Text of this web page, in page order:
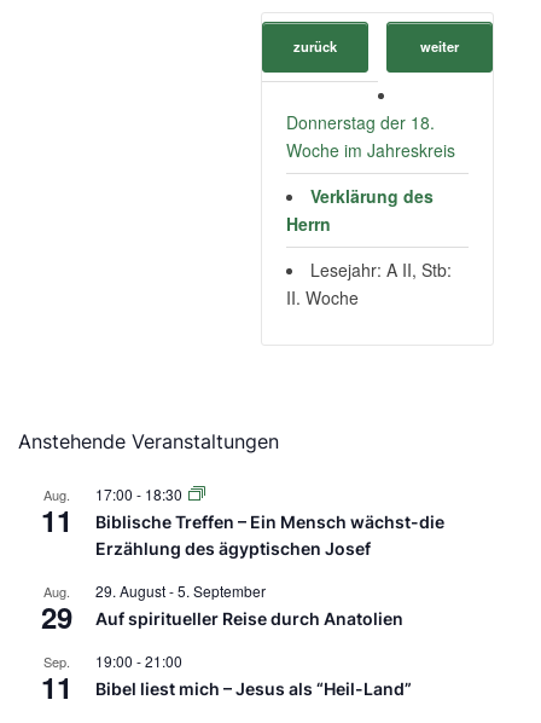
zurück weiter
Donnerstag der 18.
Woche im Jahreskreis
Verklärung des
Herrn
Lesejahr: A II, Stb:
II. Woche
Anstehende Veranstaltungen
Aug.
11
17:00 - 18:30
Biblische Treffen – Ein Mensch wächst-die
Erzählung des ägyptischen Josef
Aug.
29
29. August-5. September
Auf spiritueller Reise durch Anatolien
Sep.
11
19:00 -21:00
Bibel liest mich – Jesus als “Heil-Land”